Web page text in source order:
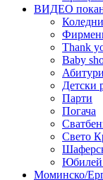
ВИДЕО
Коледни
Thank
Baby
Детски
Парти
Погача
Свето
Юбилей
Моминско/